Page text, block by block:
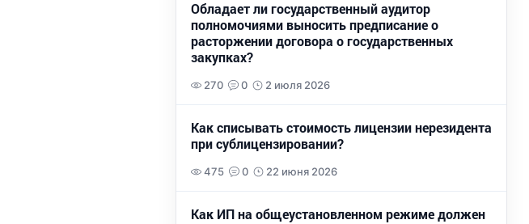
Обладает ли государственный аудитор
полномочиями выносить предписание о
расторжении договора о государственных
закупках?
270 0 2 июля 2026
Как списывать стоимость лицензии нерезидента
при сублицензировании?
475 0 22 июня 2026
Как ИП на общеустановленном режиме должен